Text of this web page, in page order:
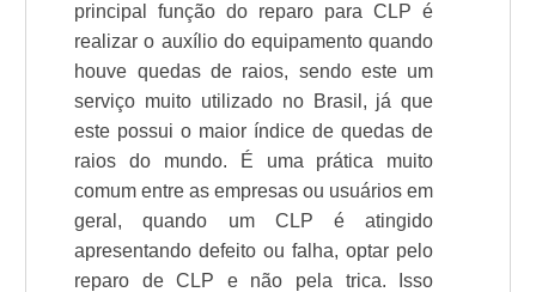
principal função do reparo para CLP é
realizar o auxílio do equipamento quando
houve quedas de raios, sendo este um
serviço muito utilizado no Brasil, já que
este possui o maior índice de quedas de
raios do mundo. É uma prática muito
comum entre as empresas ou usuários em
geral, quando um CLP é atingido
apresentando defeito ou falha, optar pelo
reparo de CLP e não pela trica. Isso